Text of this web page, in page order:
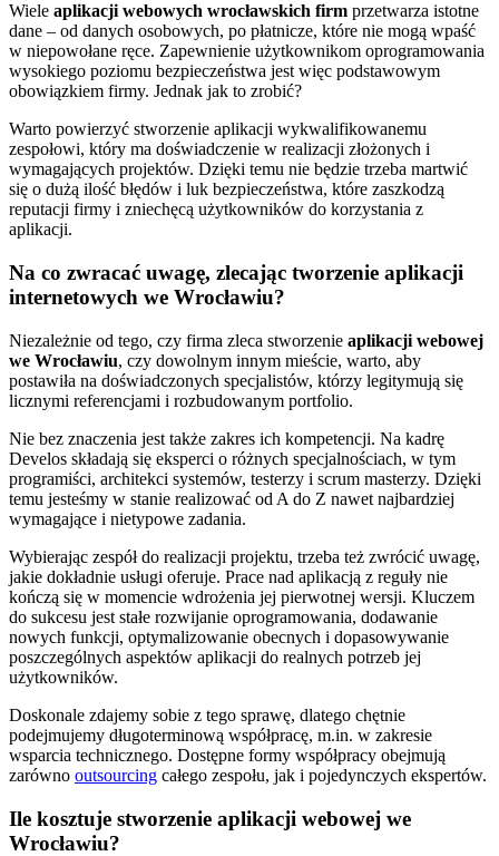
Wiele aplikacji webowych wrocławskich firm przetwarza istotne
dane – od danych osobowych, po płatnicze, które nie mogą wpaść
w niepowołane ręce. Zapewnienie użytkownikom oprogramowania
wysokiego poziomu bezpieczeństwa jest więc podstawowym
obowiązkiem firmy. Jednak jak to zrobić?
Warto powierzyć stworzenie aplikacji wykwalifikowanemu
zespołowi, który ma doświadczenie w realizacji złożonych i
wymagających projektów. Dzięki temu nie będzie trzeba martwić
się o dużą ilość błędów i luk bezpieczeństwa, które zaszkodzą
reputacji firmy i zniechęcą użytkowników do korzystania z
aplikacji.
Na co zwracać uwagę, zlecając tworzenie aplikacji
internetowych we Wrocławiu?
Niezależnie od tego, czy firma zleca stworzenie aplikacji webowej
we Wrocławiu, czy dowolnym innym mieście, warto, aby
postawiła na doświadczonych specjalistów, którzy legitymują się
licznymi referencjami i rozbudowanym portfolio.
Nie bez znaczenia jest także zakres ich kompetencji. Na kadrę
Develos składają się eksperci o różnych specjalnościach, w tym
programiści, architekci systemów, testerzy i scrum masterzy. Dzięki
temu jesteśmy w stanie realizować od A do Z nawet najbardziej
wymagające i nietypowe zadania.
Wybierając zespół do realizacji projektu, trzeba też zwrócić uwagę,
jakie dokładnie usługi oferuje. Prace nad aplikacją z reguły nie
kończą się w momencie wdrożenia jej pierwotnej wersji. Kluczem
do sukcesu jest stałe rozwijanie oprogramowania, dodawanie
nowych funkcji, optymalizowanie obecnych i dopasowywanie
poszczególnych aspektów aplikacji do realnych potrzeb jej
użytkowników.
Doskonale zdajemy sobie z tego sprawę, dlatego chętnie
podejmujemy długoterminową współpracę, m.in. w zakresie
wsparcia technicznego. Dostępne formy współpracy obejmują
zarówno outsourcing całego zespołu, jak i pojedynczych ekspertów.
Ile kosztuje stworzenie aplikacji webowej we
Wrocławiu?